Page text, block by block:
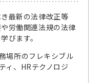
最新の法律改正等
労働関連法規の法律
びます。
場所のフレキシブル
ィ、HRテクノロジ